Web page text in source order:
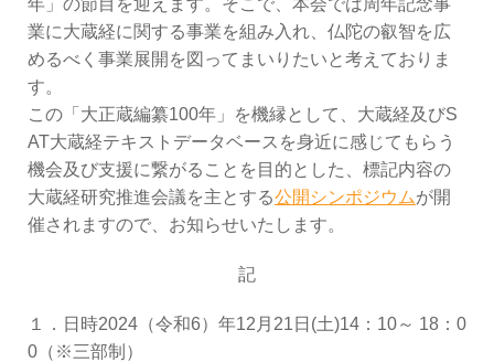
年」の節目を迎えます。そこで、本会では周年記念事
業に大蔵経に関する事業を組み入れ、仏陀の叡智を広
めるべく事業展開を図ってまいりたいと考えておりま
す。
この「大正蔵編纂100年」を機縁として、大蔵経及びS
AT大蔵経テキストデータベースを身近に感じてもらう
機会及び支援に繋がることを目的とした、標記内容の
大蔵経研究推進会議を主とする公開シンポジウムが開
催されますので、お知らせいたします。
記
１．日時2024（令和6）年12月21日(土)14：10～ 18：0
0（※三部制）